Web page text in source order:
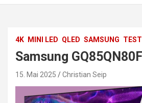
4K MINI LED QLED SAMSUNG TEST
Samsung
15. Mai 2025 Christian Seip